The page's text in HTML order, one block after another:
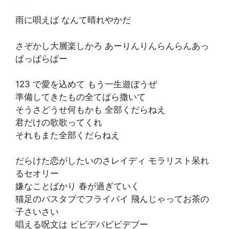
雨に唄えば なんて晴れやかだ
さぞかし大層楽しかろ あーりんりんらんらんあっ
ぱっぱらぱー
123 で愛を込めて もう一生遊ぼうぜ
準備してきたもの全てばら撒いて
そうさどうせ何もかも 全部くだらねえ
君だけの歌歌ってくれ
それもまた全部くだらねえ
だらけた恋がしたいのさレイディ モラリスト呆れ
るセオリー
嫌なことばかり 春が過ぎていく
猫足のバスタブでフライバイ 飛んじゃってお茶の
子さいさい
唱える呪文は ビビデバビビデブー